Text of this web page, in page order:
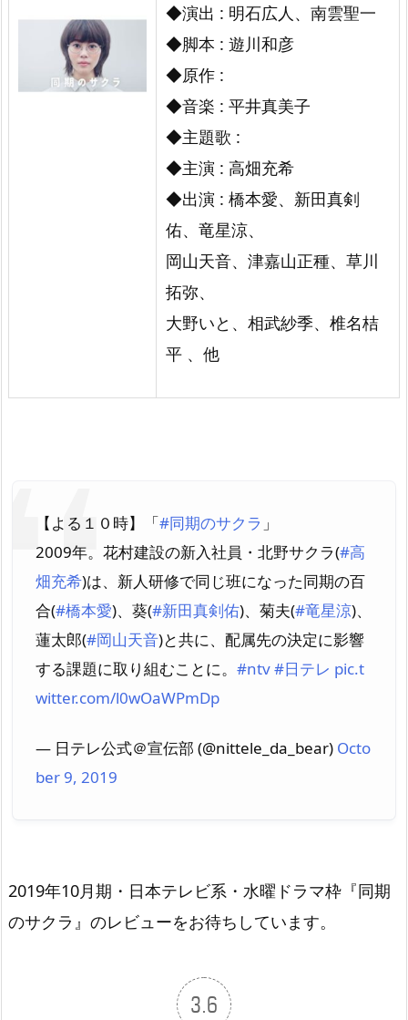
◆演出 : 明石広人、南雲聖一
◆脚本 : 遊川和彦
◆原作 :
◆音楽 : 平井真美子
◆主題歌 :
◆主演 : 高畑充希
◆出演 : 橋本愛、新田真剣
佑、竜星涼、
岡山天音、津嘉山正種、草川
拓弥、
大野いと、相武紗季、椎名桔
平 、他
【よる１０時】「#同期のサクラ 」
2009年。花村建設の新入社員・北野サクラ(#高
畑充希)は、新人研修で同じ班になった同期の百
合(#橋本愛)、葵(#新田真剣佑)、菊夫(#竜星涼)、
蓮太郎(#岡山天音)と共に、配属先の決定に影響
する課題に取り組むことに。 #ntv#日テレ pic.t
witter.com/l0wOaWPmDp
— 日テレ公式＠宣伝部 (@nittele_da_bear) Octo
ber 9, 2019
2019年10月期・日本テレビ系・水曜ドラマ枠『同期
のサクラ』のレビューをお待ちしています。
3.6